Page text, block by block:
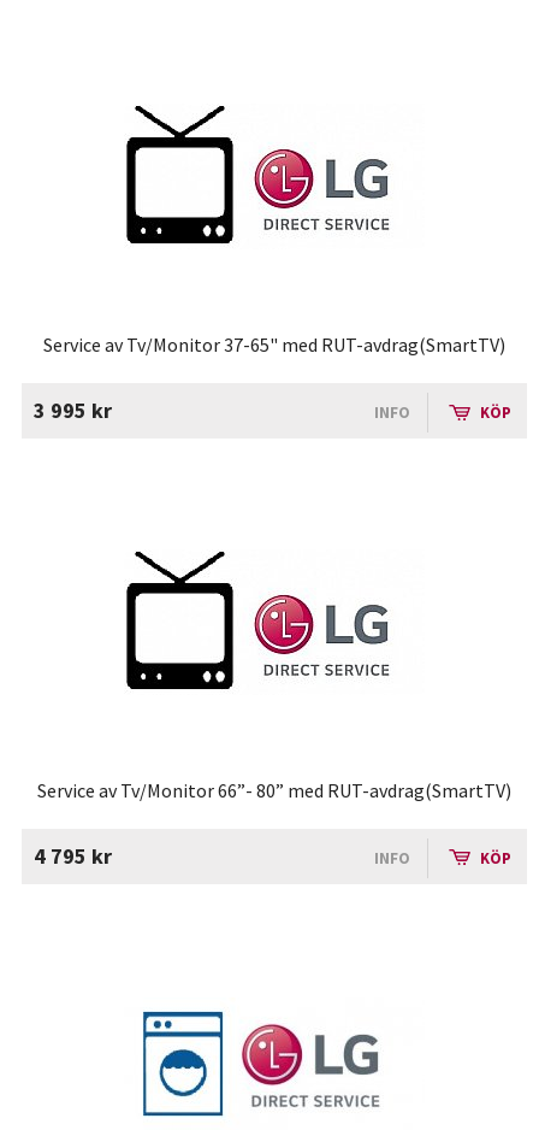
Service av Tv/Monitor 37-65" med RUT-avdrag(SmartTV)
3 995 kr INFO KÖP
Service av Tv/Monitor 66”- 80” med RUT-avdrag(SmartTV)
4 795 kr INFO KÖP